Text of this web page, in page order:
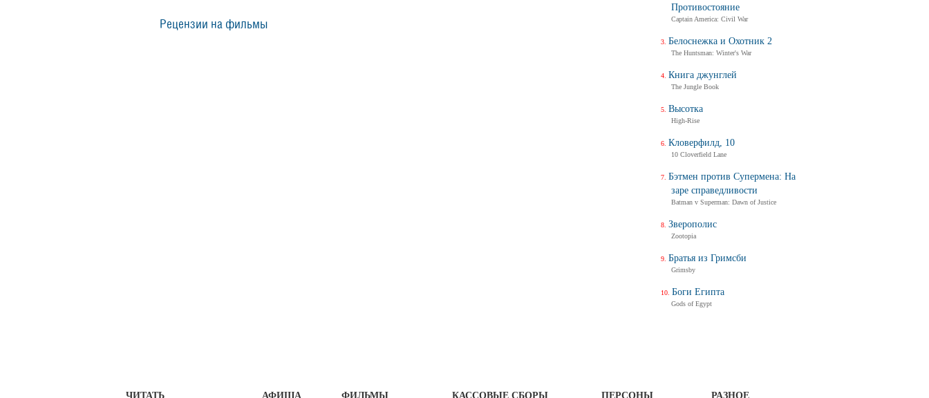
Рецензии на фильмы
Противостояние
Captain America: Civil War
Белоснежка и Охотник 2
The Huntsman: Winter's War
Книга джунглей
The Jungle Book
Высотка
High-Rise
Кловерфилд, 10
10 Cloverfield Lane
Бэтмен против Супермена: На
заре справедливости
Batman v Superman: Dawn of Justice
Зверополис
Zootopia
Братья из Гримсби
Grimsby
Боги Египта
Gods of Egypt
ЧИТАТЬ АФИША ФИЛЬМЫ КАССОВЫЕ СБОРЫ ПЕРСОНЫ РАЗНОЕ